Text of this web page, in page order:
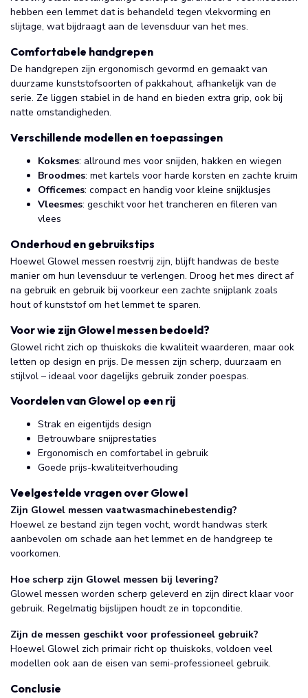
hebben een lemmet dat is behandeld tegen vlekvorming en
slijtage, wat bijdraagt aan de levensduur van het mes.
Comfortabele handgrepen
De handgrepen zijn ergonomisch gevormd en gemaakt van
duurzame kunststofsoorten of pakkahout, afhankelijk van de
serie. Ze liggen stabiel in de hand en bieden extra grip, ook bij
natte omstandigheden.
Verschillende modellen en toepassingen
Koksmes: allround mes voor snijden, hakken en wiegen
Broodmes: met kartels voor harde korsten en zachte kruim
Officemes: compact en handig voor kleine snijklusjes
Vleesmes: geschikt voor het trancheren en fileren van
vlees
Onderhoud en gebruikstips
Hoewel Glowel messen roestvrij zijn, blijft handwas de beste
manier om hun levensduur te verlengen. Droog het mes direct af
na gebruik en gebruik bij voorkeur een zachte snijplank zoals
hout of kunststof om het lemmet te sparen.
Voor wie zijn Glowel messen bedoeld?
Glowel richt zich op thuiskoks die kwaliteit waarderen, maar ook
letten op design en prijs. De messen zijn scherp, duurzaam en
stijlvol – ideaal voor dagelijks gebruik zonder poespas.
Voordelen van Glowel op een rij
Strak en eigentijds design
Betrouwbare snijprestaties
Ergonomisch en comfortabel in gebruik
Goede prijs-kwaliteitverhouding
Veelgestelde vragen over Glowel
Zijn Glowel messen vaatwasmachinebestendig?
Hoewel ze bestand zijn tegen vocht, wordt handwas sterk
aanbevolen om schade aan het lemmet en de handgreep te
voorkomen.
Hoe scherp zijn Glowel messen bij levering?
Glowel messen worden scherp geleverd en zijn direct klaar voor
gebruik. Regelmatig bijslijpen houdt ze in topconditie.
Zijn de messen geschikt voor professioneel gebruik?
Hoewel Glowel zich primair richt op thuiskoks, voldoen veel
modellen ook aan de eisen van semi-professioneel gebruik.
Conclusie